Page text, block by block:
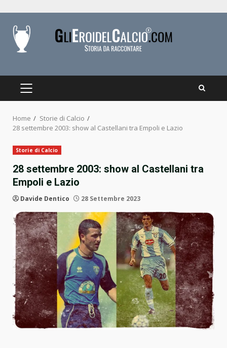
content
PRIMARY
Home
Storie di Calcio
28 settembre 2003: show al Castellani tra Empoli e Lazio
Storie di Calcio
28 settembre 2003: show al Castellani tra
Empoli e Lazio
Davide Dentico 28 Settembre 2023